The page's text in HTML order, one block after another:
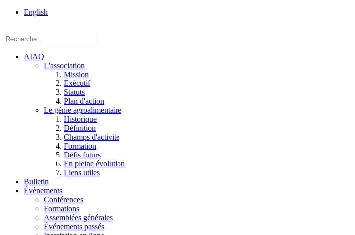
English
AIAQ
L'association
Mission
Exécutif
Statuts
Plan d'action
Le génie agroalimentaire
Historique
Définition
Champs d'activité
Formation
Défis futurs
En pleine évolution
Liens utiles
Bulletin
Évènements
Conférences
Formations
Assemblées générales
Événements passés
Einstein, Québec
G1P